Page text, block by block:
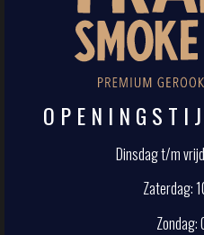
Dinsdag t/m
Zaterdag:
Zondag: